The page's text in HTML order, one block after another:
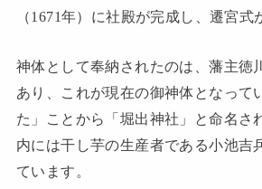
（1671年）に社殿が完成し、遷宮式
神体として奉納されたのは、藩主徳
あり、これが現在の御神体となって
た」ことから「堀出神社」と命名さ
内には干し芋の生産者である小池吉
ています。